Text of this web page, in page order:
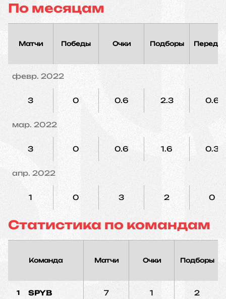
По месяцам
Матчи Победы Очки Подборы
февр. 2022
3 0 0.6 2.3 0.6
мар. 2022
3 0 0.6 1.6 0.3
апр. 2022
1 0 3 2 0
Статистика по командам
Команда Матчи Очки Подборы
1 SPYB 7 1 2